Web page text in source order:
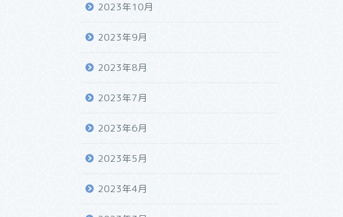
2023年10月
2023年9月
2023年8月
2023年7月
2023年6月
2023年5月
2023年4月